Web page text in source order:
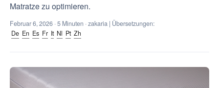
Tools & Rechner
Matratze zu optimieren.
Februar 6, 2026 · 5 Minuten · zakaria | Übersetzungen:
De En Es Fr It Nl Pt Zh